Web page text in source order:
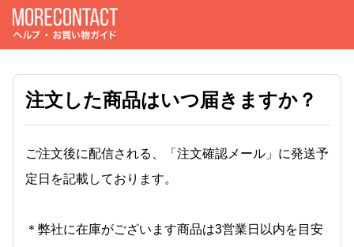
注文した商品はいつ届きますか？
ご注文後に配信される、「注文確認メール」に発送予
定日を記載しております。
＊弊社に在庫がございます商品は3営業日以内を目安